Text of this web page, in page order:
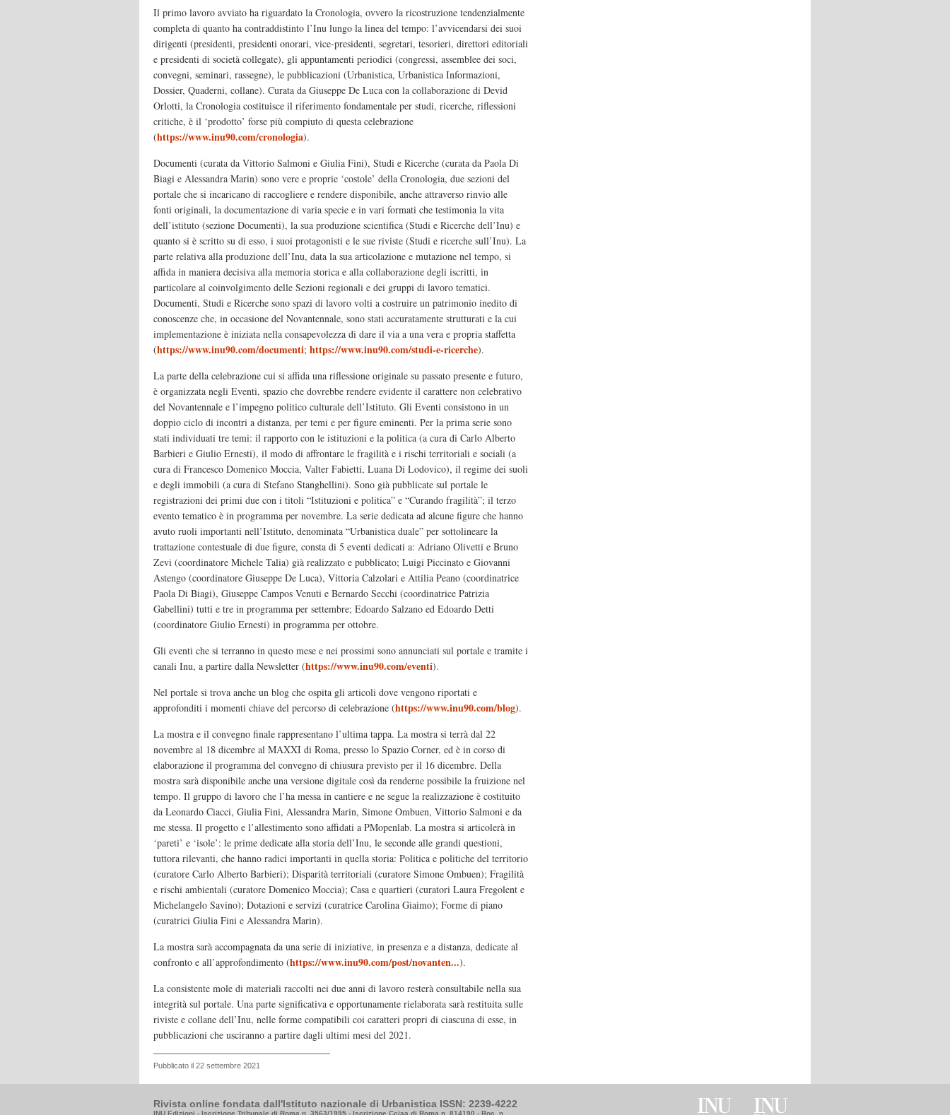
Il primo lavoro avviato ha riguardato la Cronologia, ovvero la ricostruzione tendenzialmente
completa di quanto ha contraddistinto l’Inu lungo la linea del tempo: l’avvicendarsi dei suoi
dirigenti (presidenti, presidenti onorari, vice-presidenti, segretari, tesorieri, direttori editoriali
e presidenti di società collegate), gli appuntamenti periodici (congressi, assemblee dei soci,
convegni, seminari, rassegne), le pubblicazioni (Urbanistica, Urbanistica Informazioni,
Dossier, Quaderni, collane). Curata da Giuseppe De Luca con la collaborazione di Devid
Orlotti, la Cronologia costituisce il riferimento fondamentale per studi, ricerche, riflessioni
critiche, è il ‘prodotto’ forse più compiuto di questa celebrazione
(https://www.inu90.com/cronologia).
Documenti (curata da Vittorio Salmoni e Giulia Fini), Studi e Ricerche (curata da Paola Di
Biagi e Alessandra Marin) sono vere e proprie ‘costole’ della Cronologia, due sezioni del
portale che si incaricano di raccogliere e rendere disponibile, anche attraverso rinvio alle
fonti originali, la documentazione di varia specie e in vari formati che testimonia la vita
dell’istituto (sezione Documenti), la sua produzione scientifica (Studi e Ricerche dell’Inu) e
quanto si è scritto su di esso, i suoi protagonisti e le sue riviste (Studi e ricerche sull’Inu). La
parte relativa alla produzione dell’Inu, data la sua articolazione e mutazione nel tempo, si
affida in maniera decisiva alla memoria storica e alla collaborazione degli iscritti, in
particolare al coinvolgimento delle Sezioni regionali e dei gruppi di lavoro tematici.
Documenti, Studi e Ricerche sono spazi di lavoro volti a costruire un patrimonio inedito di
conoscenze che, in occasione del Novantennale, sono stati accuratamente strutturati e la cui
implementazione è iniziata nella consapevolezza di dare il via a una vera e propria staffetta
(https://www.inu90.com/documenti; https://www.inu90.com/studi-e-ricerche).
La parte della celebrazione cui si affida una riflessione originale su passato presente e futuro,
è organizzata negli Eventi, spazio che dovrebbe rendere evidente il carattere non celebrativo
del Novantennale e l’impegno politico culturale dell’Istituto. Gli Eventi consistono in un
doppio ciclo di incontri a distanza, per temi e per figure eminenti. Per la prima serie sono
stati individuati tre temi: il rapporto con le istituzioni e la politica (a cura di Carlo Alberto
Barbieri e Giulio Ernesti), il modo di affrontare le fragilità e i rischi territoriali e sociali (a
cura di Francesco Domenico Moccia, Valter Fabietti, Luana Di Lodovico), il regime dei suoli
e degli immobili (a cura di Stefano Stanghellini). Sono già pubblicate sul portale le
registrazioni dei primi due con i titoli “Istituzioni e politica” e “Curando fragilità”; il terzo
evento tematico è in programma per novembre. La serie dedicata ad alcune figure che hanno
avuto ruoli importanti nell’Istituto, denominata “Urbanistica duale” per sottolineare la
trattazione contestuale di due figure, consta di 5 eventi dedicati a: Adriano Olivetti e Bruno
Zevi (coordinatore Michele Talia) già realizzato e pubblicato; Luigi Piccinato e Giovanni
Astengo (coordinatore Giuseppe De Luca), Vittoria Calzolari e Attilia Peano (coordinatrice
Paola Di Biagi), Giuseppe Campos Venuti e Bernardo Secchi (coordinatrice Patrizia
Gabellini) tutti e tre in programma per settembre; Edoardo Salzano ed Edoardo Detti
(coordinatore Giulio Ernesti) in programma per ottobre.
Gli eventi che si terranno in questo mese e nei prossimi sono annunciati sul portale e tramite i
canali Inu, a partire dalla Newsletter (https://www.inu90.com/eventi).
Nel portale si trova anche un blog che ospita gli articoli dove vengono riportati e
approfonditi i momenti chiave del percorso di celebrazione (https://www.inu90.com/blog).
La mostra e il convegno finale rappresentano l’ultima tappa. La mostra si terrà dal 22
novembre al 18 dicembre al MAXXI di Roma, presso lo Spazio Corner, ed è in corso di
elaborazione il programma del convegno di chiusura previsto per il 16 dicembre. Della
mostra sarà disponibile anche una versione digitale così da renderne possibile la fruizione nel
tempo. Il gruppo di lavoro che l’ha messa in cantiere e ne segue la realizzazione è costituito
da Leonardo Ciacci, Giulia Fini, Alessandra Marin, Simone Ombuen, Vittorio Salmoni e da
me stessa. Il progetto e l’allestimento sono affidati a PMopenlab. La mostra si articolerà in
‘pareti’ e ‘isole’: le prime dedicate alla storia dell’Inu, le seconde alle grandi questioni,
tuttora rilevanti, che hanno radici importanti in quella storia: Politica e politiche del territorio
(curatore Carlo Alberto Barbieri); Disparità territoriali (curatore Simone Ombuen); Fragilità
e rischi ambientali (curatore Domenico Moccia); Casa e quartieri (curatori Laura Fregolent e
Michelangelo Savino); Dotazioni e servizi (curatrice Carolina Giaimo); Forme di piano
(curatrici Giulia Fini e Alessandra Marin).
La mostra sarà accompagnata da una serie di iniziative, in presenza e a distanza, dedicate al
confronto e all’approfondimento (https://www.inu90.com/post/novanten...).
La consistente mole di materiali raccolti nei due anni di lavoro resterà consultabile nella sua
integrità sul portale. Una parte significativa e opportunamente rielaborata sarà restituita sulle
riviste e collane dell’Inu, nelle forme compatibili coi caratteri propri di ciascuna di esse, in
pubblicazioni che usciranno a partire dagli ultimi mesi del 2021.
Pubblicato il 22 settembre 2021
Rivista online fondata dall'Istituto nazionale di Urbanistica ISSN: 2239-4222
INU Edizioni - Iscrizione Tribunale di Roma n. 3563/1995 - Iscrizione Cciaa di Roma n. 814190 - Roc. n.